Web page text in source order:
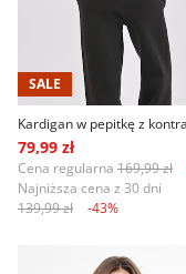
SALE
79,99 zł
Cena regularna 169,99 zł
Najniższa cena z 30 dni
139,99 zł
-43%